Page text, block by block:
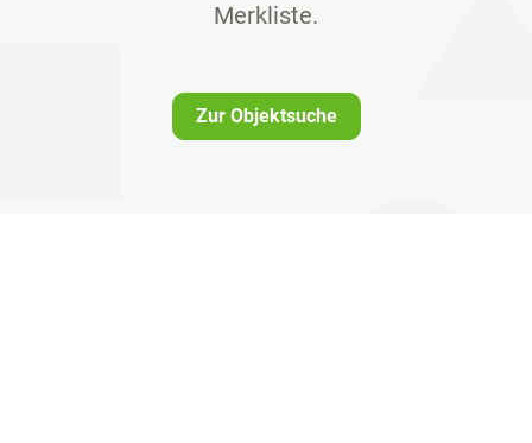
Merkliste.
Zur Objektsuche